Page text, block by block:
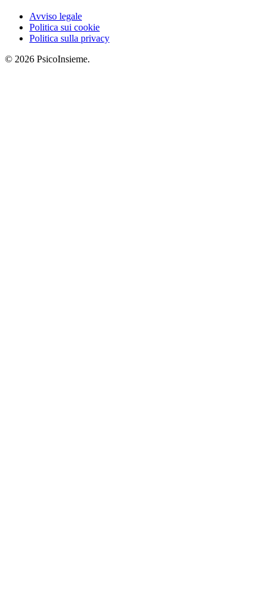
Avviso legale
Politica sui cookie
Politica sulla privacy
© 2026 PsicoInsieme.